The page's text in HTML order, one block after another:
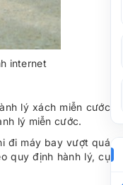
internet
lý xách miễn cước
lý miễn cước.
đi máy bay vượt quá
quy định hành lý, cụ